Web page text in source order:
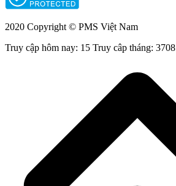
2020 Copyright © PMS Việt Nam
Truy cập hôm nay: 15 Truy câp tháng: 3708